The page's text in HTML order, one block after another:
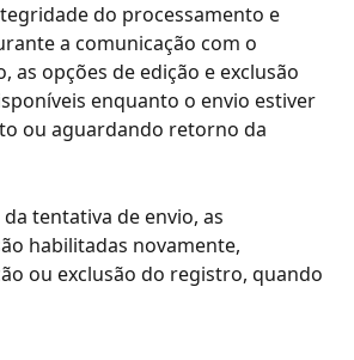
do processamento e
a comunicação com o
as opções de edição e exclusão
enquanto o envio estiver
ou aguardando retorno da
tentativa de envio, as
habilitadas novamente,
ou exclusão do registro, quando